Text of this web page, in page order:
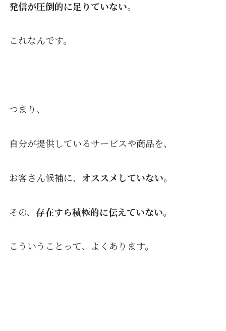
発信が圧倒的に足りていない。
これなんです。
つまり、
自分が提供しているサービスや商品を、
お客さん候補に、 オススメしていない。
その、 存在すら積極的に伝えていない。
こういうことって、よくあります。